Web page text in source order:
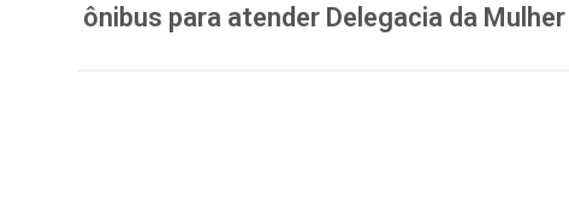
ônibus para atender Delegacia da Mulher